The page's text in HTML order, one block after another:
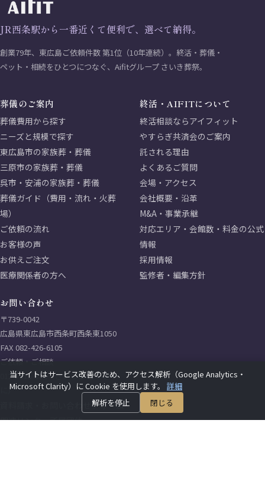
JR西条駅から一番近くて便利で、選べて納得。
創業79年、東広島ご依頼件数 第1位（10年連続）。終活・葬儀・
ペット・相続をひとつにつなぐ、Aifitグループ さいき葬祭。
葬儀のご案内
葬儀費用から探す
ニーズと規模で探す
東広島市の家族葬・葬儀
三原市の家族葬・葬儀
呉市・安浦の家族葬・葬儀
葬儀ガイド（費用・流れ・火葬
場）
ご依頼の流れ
お客様の声
お供えご注文
医療関係者の方へ
終活・AIFITについて
終活相談ならアイフィット
やすらぎ共済会のご案内
託される理由
よくあるご質問
会場・アクセス
会社概要・沿革
M&A・事業承継
対応エリア・会館数・料金の公式
情報
採用情報
監修者・編集方針
お問い合わせ
〒739-0042
広島県東広島市西条町西条東1050
FAX 082-426-6105
ご依頼・ご相談
0120-315-312（さいごは さいき
に）
資料請求・お問い合わせフォーム
関連リンク・所属団体
当サイトはサービス改善のため、アクセス解析（Google Analytics・
Microsoft Clarity）に Cookie を使用します。 詳細
解析を停止
閉じる